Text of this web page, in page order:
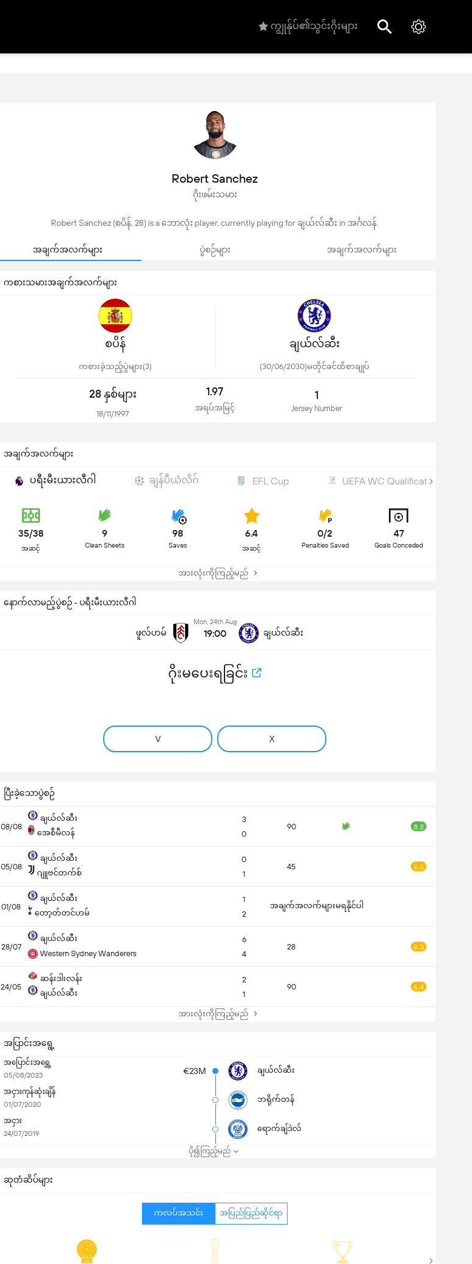
ကျွုန်ုပ်၏သွင်းဂိုးများ
Robert Sanchez
ဂိုးဖမ်းသမား
Robert Sanchez (စပိန်, 28) is a ဘောလုံး player, currently playing for ချယ်လ်ဆီး in အင်္ဂလန်.
အချက်အလက်များ ပွဲစဉ်များ အချက်အလက်များ
ကစားသမားအချက်အလက်များ
စပိန်
ကစားခဲ့သည့်ပွဲများ(3)
ချယ်လ်ဆီး
(30/06/2030)မတိုင်ခင်ထိစာချုပ်
28 နှစ်များ
18/11/1997
1.97
အရပ်အမြင့်
1
Jersey Number
အချက်အလက်များ
ပရီးမီးယားလီဂါ ချန်ပီယံလိဂ် EFL Cup UEFA WC Qualification
35/38
အဆင့်
9
Clean Sheets
98
Saves
6.4
အဆင့်
0/2
Penalties Saved
47
Goals Conceded
အားလုံးကိုကြည့်မည်
နောက်လာမည့်ပွဲစဉ် - ပရီးမီးယားလီဂါ
ဖူလ်ဟမ်
Mon, 24th Aug
19:00 ချယ်လ်ဆီး
ဂိုးမပေးရခြင်း
V X
ပြီးခဲ့သောပွဲစဉ်
08/08
ချယ်လ်ဆီး
အေစီမီလန်
3
0
90 8.2
05/08
ချယ်လ်ဆီး
ဂျူဗင်တက်စ်
0
1
45 6.6
01/08
ချယ်လ်ဆီး
တော့တ်တင်ဟမ်
1
2
အချက်အလက်များမရနိုင်ပါ
28/07
ချယ်လ်ဆီး
Western Sydney Wanderers
6
4
28 6.3
24/05
ဆန်းဒါးလန်း
ချယ်လ်ဆီး
2
1
90 6.4
အားလုံးကိုကြည့်မည်
အပြာင်းအရွေ့
အပြောင်းအရွှေ့
05/08/2023
€23M ချယ်လ်ဆီး
အငှားကုန်ဆုံးချိန်
01/07/2020
ဘရိုက်တန်
အငှား
24/07/2019
ရောက်ချ်ဒဲလ်
ပို၍ကြည့်မည်
ဆုတံဆိပ်များ
ကလပ်အသင်း အပြည်ပြည်ဆိုင်ရာ